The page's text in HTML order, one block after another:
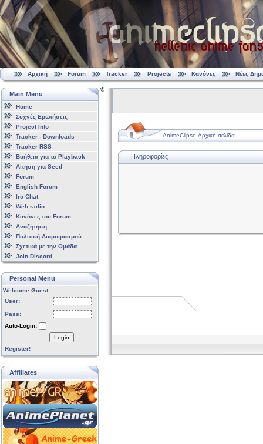
Αρχική Forum Tracker Projects Κανόνες Νέες
Main Menu
Home
Συχνές Ερωτήσεις
Project Info
Tracker - Downloads
Tracker RSS
Βοήθεια για το Playback
Αίτηση για Seed
Forum
English Forum
Irc Chat
Web radio
Κανόνες του Forum
Αναζήτηση
Πολιτική Διαμοιρασμού
Σχετικά με την Ομάδα
Join Discord
Personal Menu
Welcome Guest
User:
Pass:
Auto-Login:
Login
Register!
Affiliates
AnimeClipse Αρχική σελίδα
Πληροφορίες